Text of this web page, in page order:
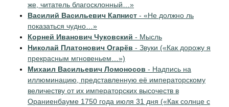
же, читатель благосклонный…»
Василий Васильевич Капнист - «Не должно ль
показаться чудно…»
Корней Иванович Чуковский - Мысль
Николай Платонович Огарёв - Звуки («Как дорожу я
прекрасным мгновеньем…»)
Михаил Васильевич Ломоносов - Надпись на
иллюминацию, представленную её императорскому
величеству от их императорских высочеств в
Ораниенбауме 1750 года июля 31 дня («Как солнце с